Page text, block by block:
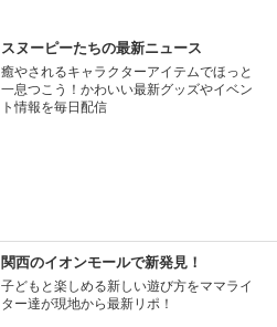
スヌーピーたちの最新ニュース
癒やされるキャラクターアイテムでほっと
一息つこう！かわいい最新グッズやイベン
ト情報を毎日配信
関西のイオンモールで新発見！
子どもと楽しめる新しい遊び方をママライ
ター達が現地から最新リポ！